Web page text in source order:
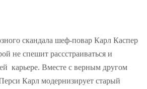
скандала шеф-повар Карл Каспер
не спешит рассстраиваться и
карьере. Вместе с верным другом
Карл модернизирует старый